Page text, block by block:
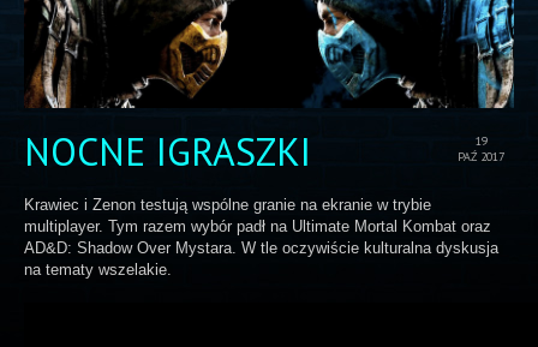
KONTAKT
LOGOWANIE
19
PAŹ 2017
NOCNE IGRASZKI
Krawiec i Zenon testują wspólne granie na ekranie w trybie
multiplayer. Tym razem wybór padł na Ultimate Mortal Kombat oraz
AD&D: Shadow Over Mystara. W tle oczywiście kulturalna dyskusja
na tematy wszelakie.